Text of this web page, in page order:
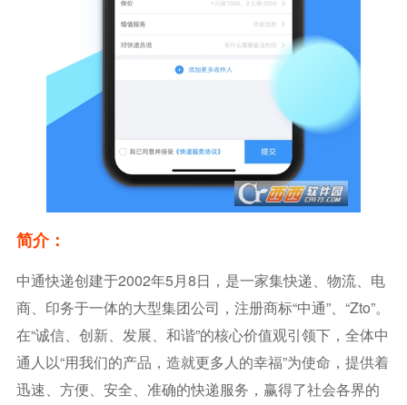
简介：
中通快递创建于2002年5月8日，是一家集快递、物流、电
商、印务于一体的大型集团公司，注册商标“中通”、“zto”。
在“诚信、创新、发展、和谐”的核心价值观引领下，全体中
通人以“用我们的产品，造就更多人的幸福”为使命，提供着
迅速、方便、安全、准确的快递服务，赢得了社会各界的